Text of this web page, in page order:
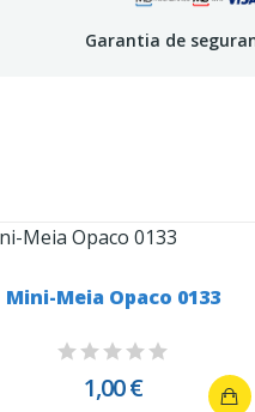
Garantia de
Mini-Meia Opaco 0133
1,00 €